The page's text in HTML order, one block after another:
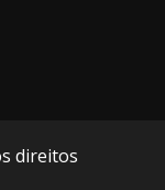
direitos